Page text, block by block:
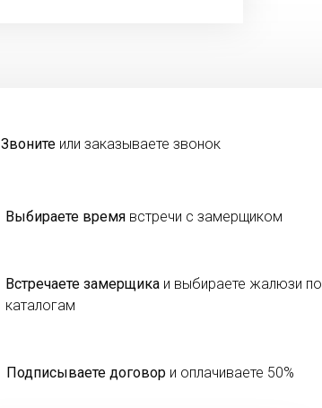
Звоните или заказываете звонок
Выбираете время встречи с замерщиком
Встречаете замерщика и выбираете жалюзи по
каталогам
Подписываете договор и оплачиваете 50%